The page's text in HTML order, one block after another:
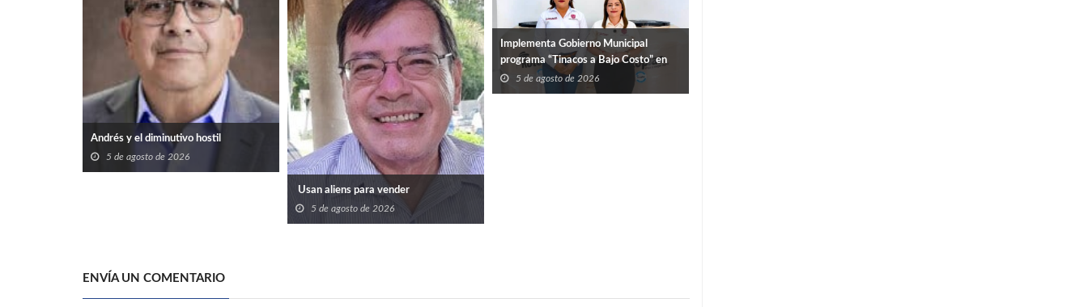
Andrés y el diminutivo hostil
5 de agosto de 2026
Usan aliens para vender
5 de agosto de 2026
Implementa Gobierno Municipal
programa “Tinacos a Bajo Costo” en
beneficio de las familias
sanfernandenses
5 de agosto de 2026
ENVÍA UN COMENTARIO